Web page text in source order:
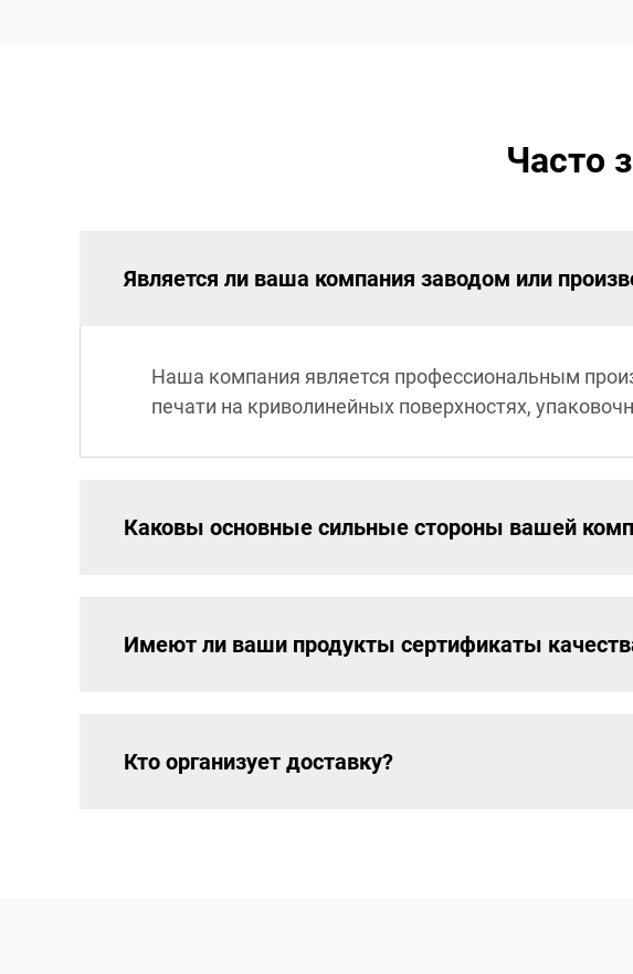
Часто
Является ли ваша компания заводом или
Наша компания является профессиональным
печати на криволинейных поверхностях,
Каковы основные сильные стороны вашей
Имеют ли ваши продукты сертификаты
Кто организует доставку?